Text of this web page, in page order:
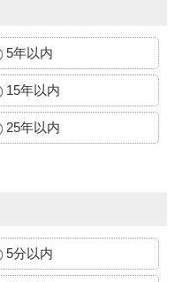
5年以内
15年以内
25年以内
5分以内